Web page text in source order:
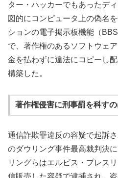
ター・ハッカーでもあったデ
図的にコンピュータ上の偽名
ションの電子掲示板機能（
で、著作権のあるソフトウェ
金を払わずに違法にコピーし
構築した。
著作権侵害に刑事罰を科す
通信詐欺罪違反の容疑で起訴
のダウリング事件最高裁判決
リングらはエルビス・プレス
信販売した容疑で逮捕され、